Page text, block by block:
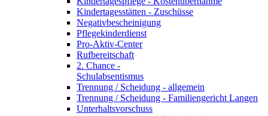
Kindertagesstätten - Zuschüsse
Negativbescheinigung
Pflegekinderdienst
Pro-Aktiv-Center
Rufbereitschaft
2. Chance -
Schulabsentismus
Trennung / Scheidung - allgemein
Trennung / Scheidung - Familiengericht Langen
Unterhaltsvorschuss